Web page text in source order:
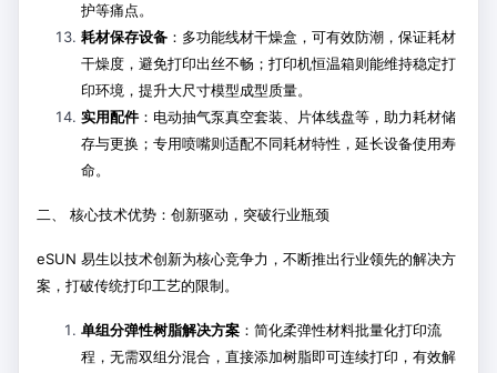
护等痛点。
耗材保存设备 ：多功能线材干燥盒，可有效防潮，保证耗材
干燥度，避免打印出丝不畅；打印机恒温箱则能维持稳定打
印环境，提升大尺寸模型成型质量。
实用配件 ：电动抽气泵真空套装、片体线盘等，助力耗材储
存与更换；专用喷嘴则适配不同耗材特性，延长设备使用寿
命。
二、 核心技术优势：创新驱动，突破行业瓶颈
eSUN 易生以技术创新为核心竞争力，不断推出行业领先的解决方
案，打破传统打印工艺的限制。
单组分弹性树脂解决方案 ：简化柔弹性材料批量化打印流
程，无需双组分混合，直接添加树脂即可连续打印，有效解